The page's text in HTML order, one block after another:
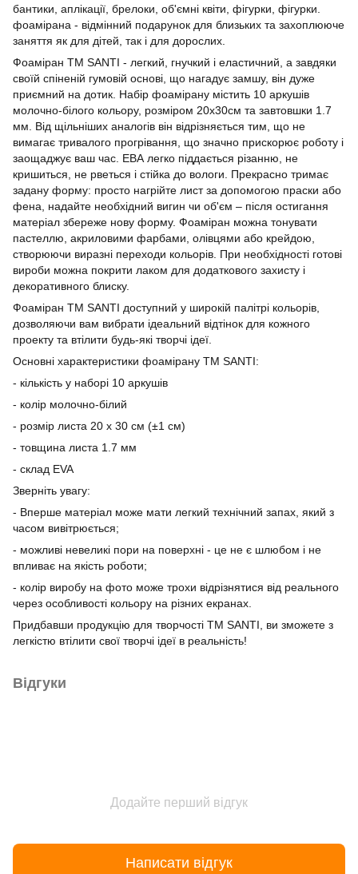
бантики, аплікації, брелоки, об'ємні квіти, фігурки, фігурки.
фоамірана - відмінний подарунок для близьких та захоплююче
заняття як для дітей, так і для дорослих.
Фоаміран ТМ SANTI - легкий, гнучкий і еластичний, а завдяки
своїй спіненій гумовій основі, що нагадує замшу, він дуже
приємний на дотик. Набір фоамірану містить 10 аркушів
молочно-білого кольору, розміром 20х30см та завтовшки 1.7
мм. Від щільніших аналогів він відрізняється тим, що не
вимагає тривалого прогрівання, що значно прискорює роботу і
заощаджує ваш час. ЕВА легко піддається різанню, не
кришиться, не рветься і стійка до вологи. Прекрасно тримає
задану форму: просто нагрійте лист за допомогою праски або
фена, надайте необхідний вигин чи об'єм – після остигання
матеріал збереже нову форму. Фоаміран можна тонувати
пастеллю, акриловими фарбами, олівцями або крейдою,
створюючи виразні переходи кольорів. При необхідності готові
вироби можна покрити лаком для додаткового захисту і
декоративного блиску.
Фоаміран TM SANTI доступний у широкій палітрі кольорів,
дозволяючи вам вибрати ідеальний відтінок для кожного
проекту та втілити будь-які творчі ідеї.
Основні характеристики фоамірану ТМ SANTI:
- кількість у наборі 10 аркушів
- колір молочно-білий
- розмір листа 20 х 30 см (±1 см)
- товщина листа 1.7 мм
- склад EVA
Зверніть увагу:
- Вперше матеріал може мати легкий технічний запах, який з
часом вивітрюється;
- можливі невеликі пори на поверхні - це не є шлюбом і не
впливає на якість роботи;
- колір виробу на фото може трохи відрізнятися від реального
через особливості кольору на різних екранах.
Придбавши продукцію для творчості ТМ SANTI, ви зможете з
легкістю втілити свої творчі ідеї в реальність!
Відгуки
Додайте перший відгук
Написати відгук